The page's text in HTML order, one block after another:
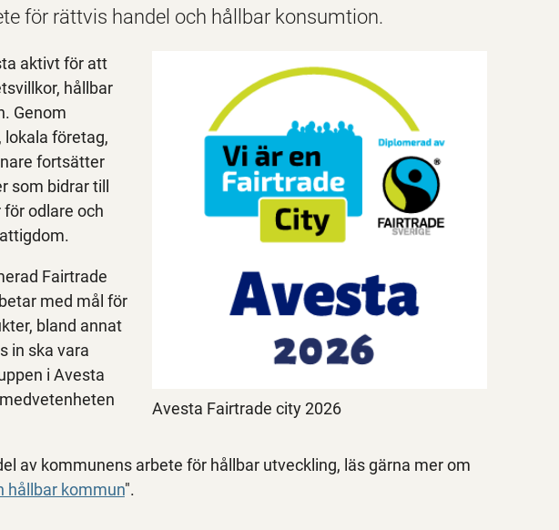
för rättvis handel och hållbar konsumtion.
Avesta Fairtrade city 2026
aktivt för att
hållbar
Genom
företag,
fortsätter
som bidrar till
odlare och
Fairtrade
med mål för
bland annat
in ska vara
i Avesta
av kommunens arbete för hållbar utveckling, läs gärna mer om
hållbar kommun".